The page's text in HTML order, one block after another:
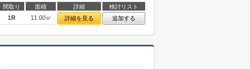
間取り 面積 詳細
検討リスト
1R 11.00㎡ 詳細を見る 追加する